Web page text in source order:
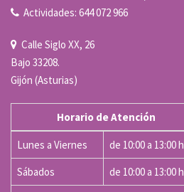
Actividades: 644 072 966
Calle Siglo XX, 26
Bajo 33208.
Gijón (Asturias)
Horario de Atención
Lunes a Viernes
de 10:00 a 13:00 h
Sábados
de 10:00 a 13:00 h